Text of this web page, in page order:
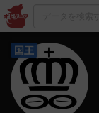
国王